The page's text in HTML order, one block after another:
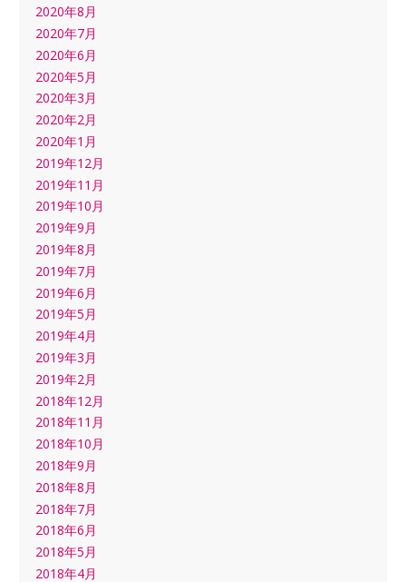
2020年8月
2020年7月
2020年6月
2020年5月
2020年3月
2020年2月
2020年1月
2019年12月
2019年11月
2019年10月
2019年9月
2019年8月
2019年7月
2019年6月
2019年5月
2019年4月
2019年3月
2019年2月
2018年12月
2018年11月
2018年10月
2018年9月
2018年8月
2018年7月
2018年6月
2018年5月
2018年4月